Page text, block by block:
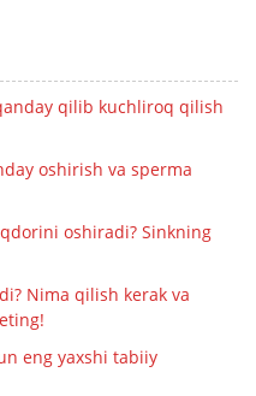
qilib kuchliroq qilish
oshirish va sperma
oshiradi? Sinkning
Nima qilish kerak va
eng yaxshi tabiiy